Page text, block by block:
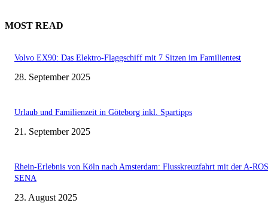
MOST READ
Volvo EX90: Das Elektro-Flaggschiff mit 7 Sitzen im Familientest
28. September 2025
Urlaub und Familienzeit in Göteborg inkl. Spartipps
21. September 2025
Rhein-Erlebnis von Köln nach Amsterdam: Flusskreuzfahrt mit der A-
SENA
23. August 2025